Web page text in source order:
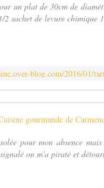
un plat de 30cm de
sachet de levure chimique
pour mon absence
on m'a piraté et